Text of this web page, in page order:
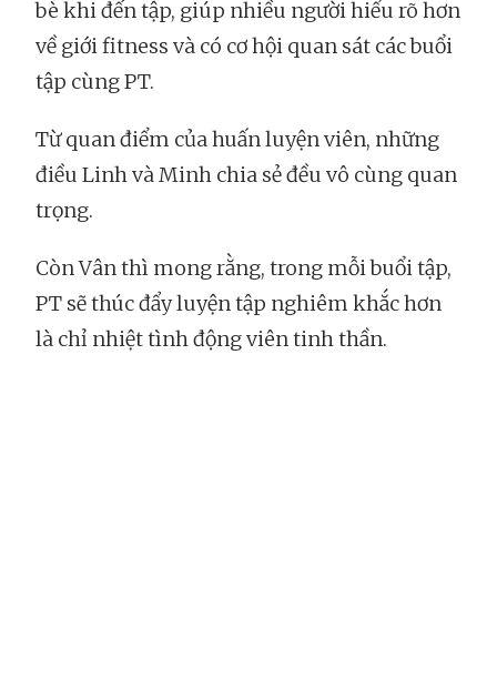
bè khi đến tập, giúp nhiều người hiểu rõ hơn
về giới fitness và có cơ hội quan sát các buổi
tập cùng PT.
Từ quan điểm của huấn luyện viên, những
điều Linh và Minh chia sẻ đều vô cùng quan
trọng.
Còn Vân thì mong rằng, trong mỗi buổi tập,
PT sẽ thúc đẩy luyện tập nghiêm khắc hơn
là chỉ nhiệt tình động viên tinh thần.